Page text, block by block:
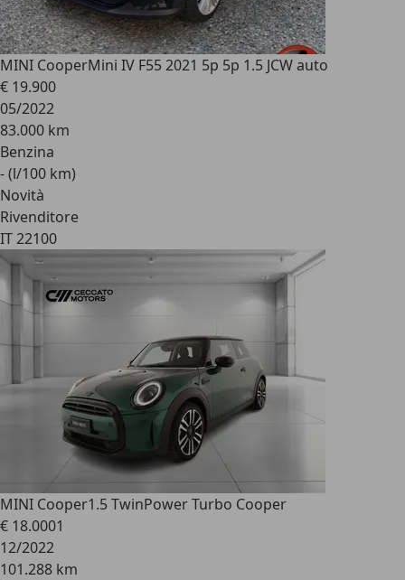
MINI CooperMini IV F55 2021 5p 5p 1.5 JCW auto
€ 19.900
05/2022
83.000 km
Benzina
- (l/100 km)
Novità
Rivenditore
IT 22100
MINI Cooper1.5 TwinPower Turbo Cooper
€ 18.0001
12/2022
101.288 km